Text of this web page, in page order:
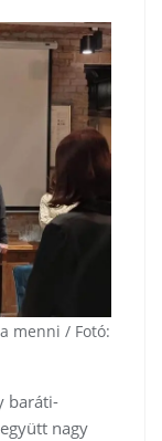
menni / Fotó:
baráti-
nagy